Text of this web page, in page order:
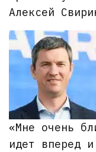
Алексей
«Мне очень
идет вперед